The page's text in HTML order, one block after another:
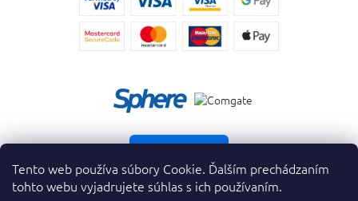
Tento web používa súbory Cookie. Ďalším prechádzaním
tohto webu vyjadrujete súhlas s ich používaním.